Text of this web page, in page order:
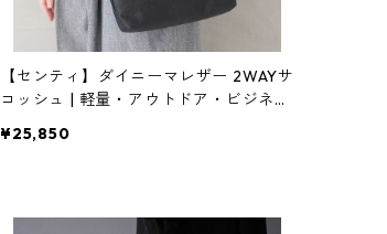
【センティ】ダイニーマレザー 2WAYサ
コッシュ | 軽量・アウトドア・ビジネス
¥25,850